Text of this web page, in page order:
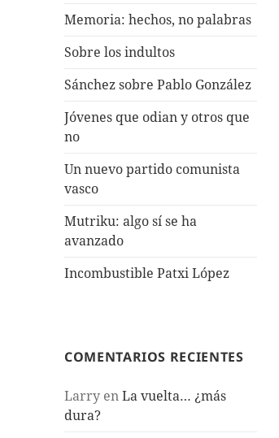
Memoria: hechos, no palabras
Sobre los indultos
Sánchez sobre Pablo González
Jóvenes que odian y otros que
no
Un nuevo partido comunista
vasco
Mutriku: algo sí se ha
avanzado
Incombustible Patxi López
COMENTARIOS RECIENTES
Larry enLa vuelta… ¿más
dura?